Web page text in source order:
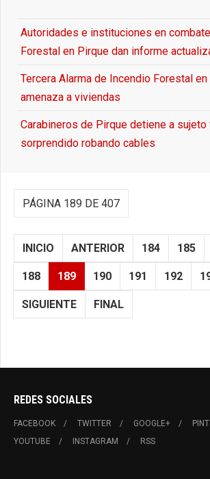
Autoridades e instituciones en
Forestal en Pirque dan informe
Tercera Alarma de Incendio Forestal
amenaza a viviendas
Carabineros de Pirque detiene a
sorprendido robando cables
PÁGINA 189 DE 407
INICIO ANTERIOR 184 185
188 189 190 191 192
SIGUIENTE FINAL
REDES SOCIALES
FACEBOOK TWITTER GOOGLE+
YOUTUBE
INSTAGRAM RSS